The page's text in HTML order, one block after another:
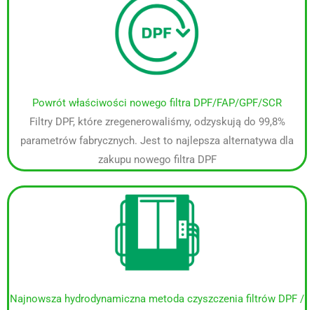
Powrót właściwości nowego filtra DPF/FAP/GPF/SCR
Filtry DPF, które zregenerowaliśmy, odzyskują do 99,8%
parametrów fabrycznych. Jest to najlepsza alternatywa dla
zakupu nowego filtra DPF
Najnowsza hydrodynamiczna metoda czyszczenia filtrów DPF /